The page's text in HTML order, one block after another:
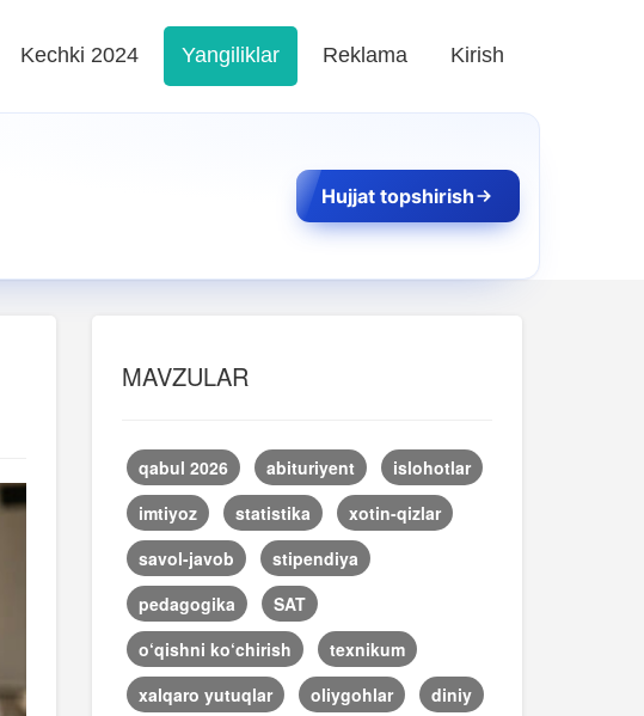
Kechki 2024 Yangiliklar Reklama Kirish
Hujjat topshirish
MAVZULAR
qabul 2026 abituriyent
islohotlar
imtiyoz
statistika
xotin-qizlar
savol-javob
stipendiya
pedagogika
SAT
o‘qishni ko‘chirish
texnikum
xalqaro yutuqlar
oliygohlar
diniy